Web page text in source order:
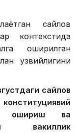
сайлов
контекстида
оширилган
узвийлигини
сайлов
ошириш ва
вакиллик